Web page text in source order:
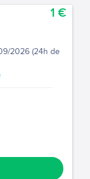
2026 (24h de
1 €